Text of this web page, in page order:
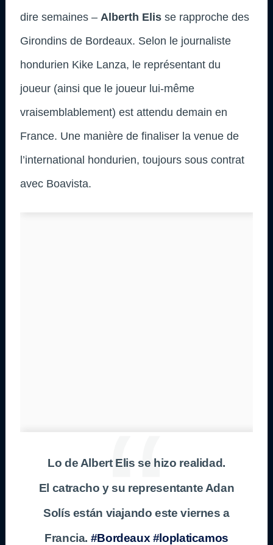
dire semaines – Alberth Elis se rapproche des
Girondins de Bordeaux. Selon le journaliste
hondurien Kike Lanza, le représentant du
joueur (ainsi que le joueur lui-même
vraisemblablement) est attendu demain en
France. Une manière de finaliser la venue de
l’international hondurien, toujours sous contrat
avec Boavista.
Lo de Albert Elis se hizo realidad.
El catracho y su representante Adan
Solís están viajando este viernes a
Francia. #Bordeaux #loplaticamos